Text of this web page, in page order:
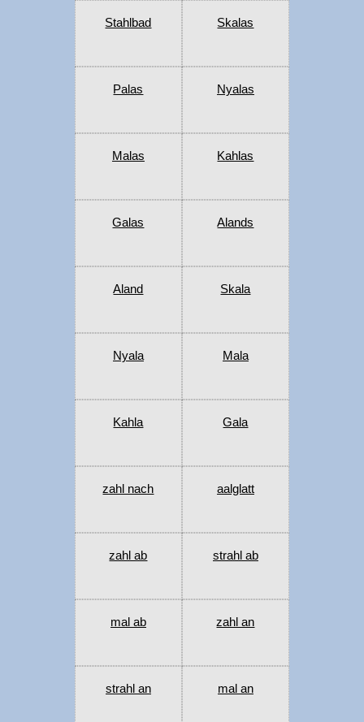
Stahlbad Skalas
Palas Nyalas
Malas Kahlas
Galas Alands
Aland Skala
Nyala Mala
Kahla Gala
zahl nach aalglatt
zahl ab strahl ab
mal ab zahl an
strahl an mal an